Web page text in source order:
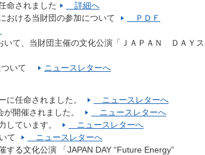
命されました
詳細へ
おける当財団の参加について
ＰＤＦ
いて、当財団主催の文化公演「ＪＡＰＡＮ ＤＡＹ
ついて
ニュースレターへ
に任命されました。
ニュースレターへ
が開催されました。
ニュースレターへ
しています。
ニュースレターへ
て
ニュースレターへ
する文化公演 「JAPAN DAY “Future Energy”